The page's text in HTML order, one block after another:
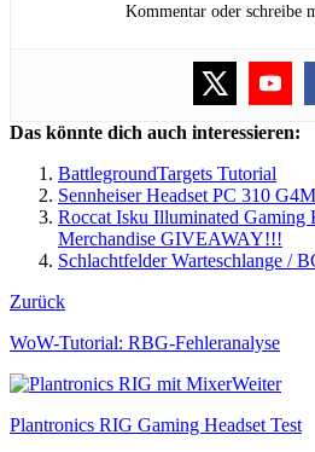
Kommentar oder schreibe
Das könnte dich auch interessieren:
BattlegroundTargets Tutorial
Sennheiser Headset PC 310
Roccat Isku Illuminated Gaming
Merchandise GIVEAWAY!!!
Schlachtfelder Warteschlange /
Zurück
WoW-Tutorial: RBG-Fehleranalyse
Weiter
Plantronics RIG Gaming Headset Test